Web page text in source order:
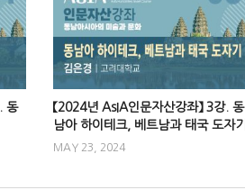
동
【2024년 AsIA인문자산강좌】 3강. 동
남아 하이테크, 베트남과 태국 도자기
MAY 23, 2024